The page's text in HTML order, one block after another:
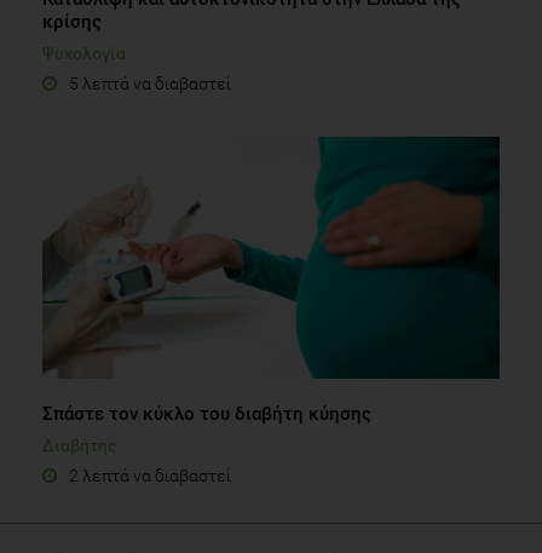
κρίσης
Ψυχολογία
5 λεπτά να διαβαστεί
Σπάστε τον κύκλο του διαβήτη κύησης
Διαβήτης
2 λεπτά να διαβαστεί